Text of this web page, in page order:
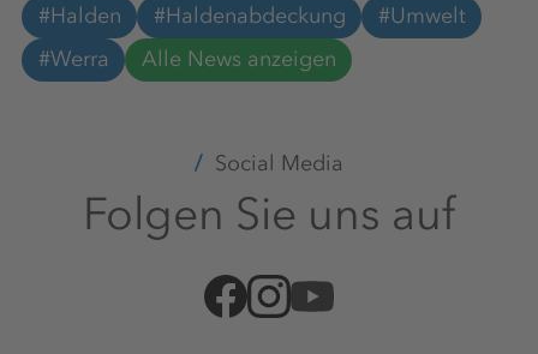
#Halden #Haldenabdeckung
#Umwelt
#Werra
Alle News anzeigen
Social Media
Folgen Sie uns auf